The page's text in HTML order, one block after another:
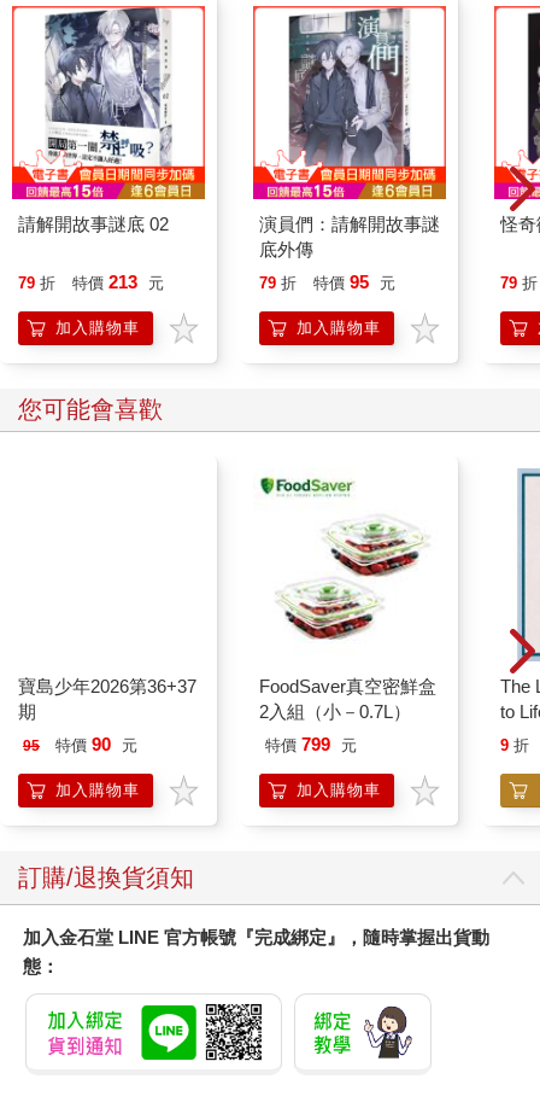
請解開故事謎底 02
79 折 特價 213 元
加入購物車
演員們：請解開故事謎
底外傳
79 折 特價 95 元
加入購物車
怪
79 折
您可能會喜歡
寶島少年2026第36+37
期
95 特價 90 元
加入購物車
FoodSaver真空密鮮盒
2入組（小－0.7L）
特價 799 元
加入購物車
The
to
9 折
訂購/退換貨須知
加入金石堂 LINE 官方帳號『完成綁定』，隨時掌握出貨動
態：